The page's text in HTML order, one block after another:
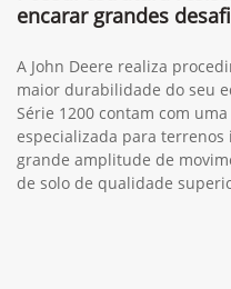
encarar grandes
A John Deere realiza
maior durabilidade do seu
Série 1200 contam com
especializada para
grande amplitude de
de solo de qualidade